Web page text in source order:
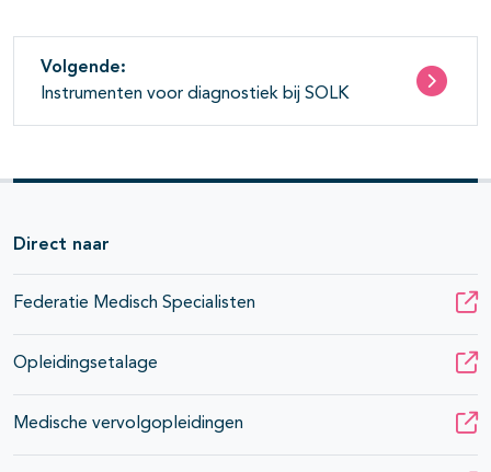
Volgende:
Instrumenten voor diagnostiek bij SOLK
Direct naar
Federatie Medisch Specialisten
Opleidingsetalage
Medische vervolgopleidingen